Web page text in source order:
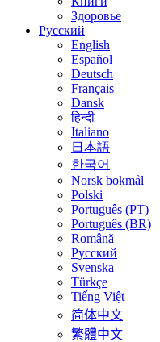
Здоровье
Русский
English
Español
Deutsch
Français
Dansk
हिन्दी
Italiano
日本語
한국어
Norsk bokmål
Polski
Português (PT)
Português (BR)
Română
Русский
Svenska
Türkçe
Tiếng Việt
简体中文
繁體中文